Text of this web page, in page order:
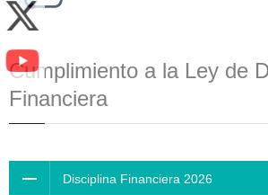
Cumplimiento a la Ley de
Financiera
Disciplina Financiera 2026